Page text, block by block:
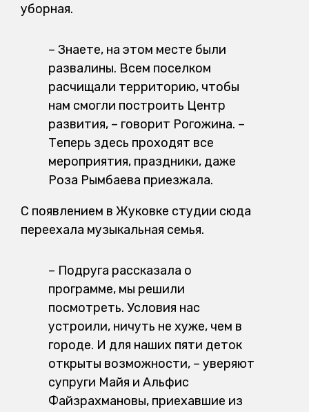
уборная.
– Знаете, на этом месте были
развалины. Всем поселком
расчищали территорию, чтобы
нам смогли построить Центр
развития, – говорит Рогожина. –
Теперь здесь проходят все
мероприятия, праздники, даже
Роза Рымбаева приезжала.
С появлением в Жуковке студии сюда
переехала музыкальная семья.
– Подруга рассказала о
программе, мы решили
посмотреть. Условия нас
устроили, ничуть не хуже, чем в
городе. И для наших пяти деток
открыты возможности, – уверяют
супруги Майя и Альфис
Файзрахмановы, приехавшие из